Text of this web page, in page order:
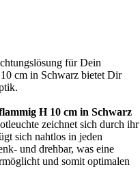
für Dein
cm in Schwarz bietet Dir
H 10 cm in Schwarz
zeichnet sich durch ihr
sich nahtlos in jeden
und drehbar, was eine
und somit optimalen